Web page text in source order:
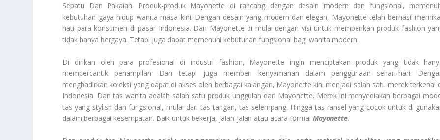
Sepatu Dan Pakaian. Produk-produk Mayonette di rancang dengan desain modern dan fungsional,
kebutuhan gaya hidup wanita masa kini. Dengan desain yang modern dan elegan, Mayonette telah berhasil
hati para konsumen di pasar Indonesia. Dan Mayonette di mulai dengan visi untuk memberikan produk fashion
tidak hanya bergaya. Tetapi juga dapat memenuhi kebutuhan fungsional bagi wanita modern.
Di dirikan oleh para profesional di industri fashion, Mayonette ingin menciptakan produk yang tidak
mempercantik penampilan. Dan tetapi juga memberi kenyamanan dalam penggunaan sehari-hari.
menghadirkan koleksi yang dapat di akses oleh berbagai kalangan, Mayonette kini menjadi salah satu merek terkenal
Indonesia. Dan tas wanita adalah salah satu produk unggulan dari Mayonette. Merek ini menyediakan berbagai
tas yang stylish dan fungsional, mulai dari tas tangan, tas selempang. Hingga tas ransel yang cocok untuk di
dalam berbagai kesempatan. Baik untuk bekerja, jalan-jalan atau acara formal Mayonette.